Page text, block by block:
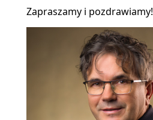
Zapraszamy i pozdrawiamy!